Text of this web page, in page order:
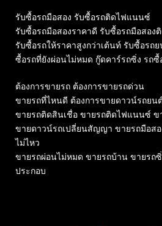
รับซื้อรถมือสอง รับซื้อรถติดไฟแนนซ์
รับซื้อรถมือสองราคาดี รับซื้อรถมือสอง
รับซื้อรถให้ราคาสูงกว่าเต้นท์ รับซื้อรถ
ซื้อรถที่ยังผ่อนไม่หมด กู๊ดคาร์รถซิ่ง รถ
ต้องการขายรถ ต้องการขายรถด่วน
ขายรถที่ไหนดี ต้องการขายดาวน์รถยนต์
ขายรถติดสินเชื่อ ขายรถติดไฟแนนซ์
ขายดาวน์รถเปลี่ยนสัญญา ขายรถมือส
ไม่ไหว
ขายรถผ่อนไม่หมด ขายรถบ้าน ขายรถ
ประกอบ